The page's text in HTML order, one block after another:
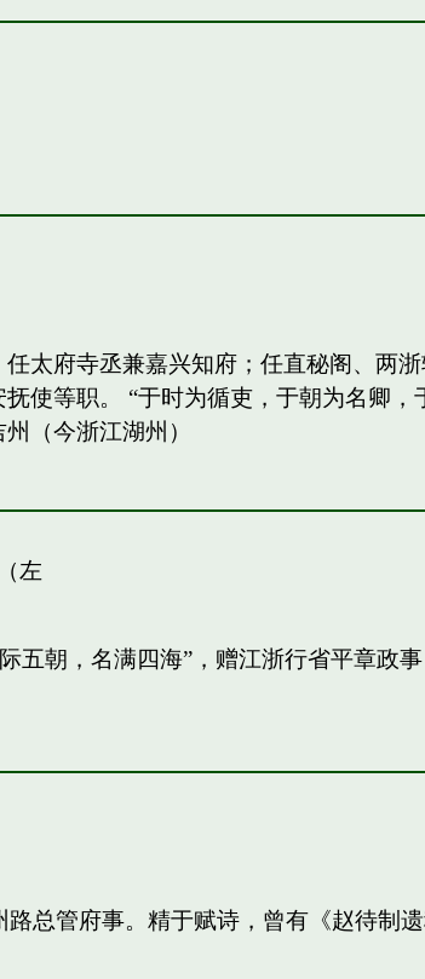
太府寺丞兼嘉兴知府；任直秘阁、两
使等职。 “于时为循吏，于朝为名卿
（今浙江湖州）
左
五朝，名满四海”，赠江浙行省平章政
总管府事。精于赋诗，曾有《赵待制遗